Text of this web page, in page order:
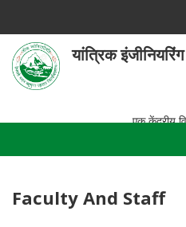
main
content
यांत्रिक
हेमवती नंदन
एक केंद्रीय
Faculty And Staff